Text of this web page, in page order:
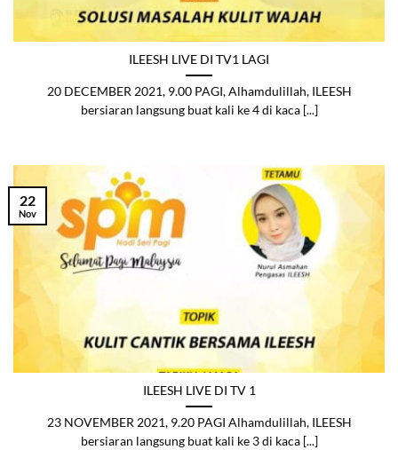
ILEESH LIVE DI TV1 LAGI
20 DECEMBER 2021, 9.00 PAGI, Alhamdulillah, ILEESH
bersiaran langsung buat kali ke 4 di kaca [...]
ILEESH LIVE DI TV 1
23 NOVEMBER 2021, 9.20 PAGI Alhamdulillah, ILEESH
bersiaran langsung buat kali ke 3 di kaca [...]
22
Nov